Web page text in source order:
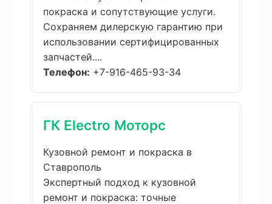
покраска и сопутствующие услуги.
Сохраняем дилерскую гарантию при
использовании сертифицированных
запчастей....
Телефон: +7-916-465-93-34
ГК Electro Моторс
Кузовной ремонт и покраска в
Ставрополь
Экспертный подход к кузовной
ремонт и покраска: точные